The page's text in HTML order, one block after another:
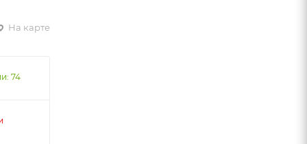
На карте
74